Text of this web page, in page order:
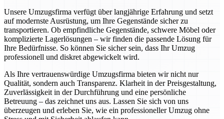
Unsere Umzugsfirma verfügt über langjährige Erfahrung und setzt
auf modernste Ausrüstung, um Ihre Gegenstände sicher zu
transportieren. Ob empfindliche Gegenstände, schwere Möbel oder
komplizierte Lagerlösungen – wir finden die passende Lösung für
Ihre Bedürfnisse. So können Sie sicher sein, dass Ihr Umzug
professionell und diskret abgewickelt wird.
Als Ihre vertrauenswürdige Umzugsfirma bieten wir nicht nur
Qualität, sondern auch Transparenz. Klarheit in der Preisgestaltung,
Zuverlässigkeit in der Durchführung und eine persönliche
Betreuung – das zeichnet uns aus. Lassen Sie sich von uns
überzeugen und erleben Sie, wie ein professioneller Umzug ohne